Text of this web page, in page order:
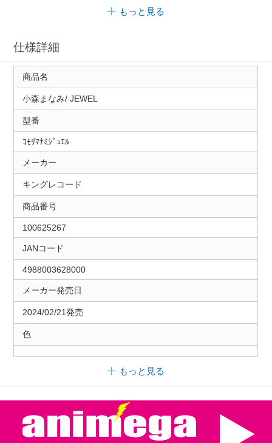
もっと見る
仕様詳細
商品名
小森まなみ/ JEWEL
型番
ｺﾓﾘﾏﾅﾐｼﾞｭｴﾙ
メーカー
キングレコード
商品番号
100625267
JANコード
4988003628000
メーカー発売日
2024/02/21発売
色
もっと見る